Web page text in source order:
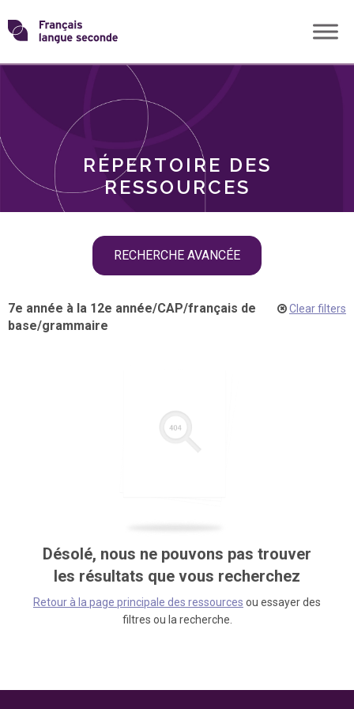
Skip
toTransformons
langue
RÉPERTOIRE DES
RESSOURCES
RECHERCHE AVANCÉE
THÈMES
7e année à la 12e année/CAP/français de
base/grammaire
Clear filters
Désolé, nous ne pouvons pas trouver
les résultats que vous recherchez
Retour à la page principale des ressources ou essayer des
filtres ou la recherche.